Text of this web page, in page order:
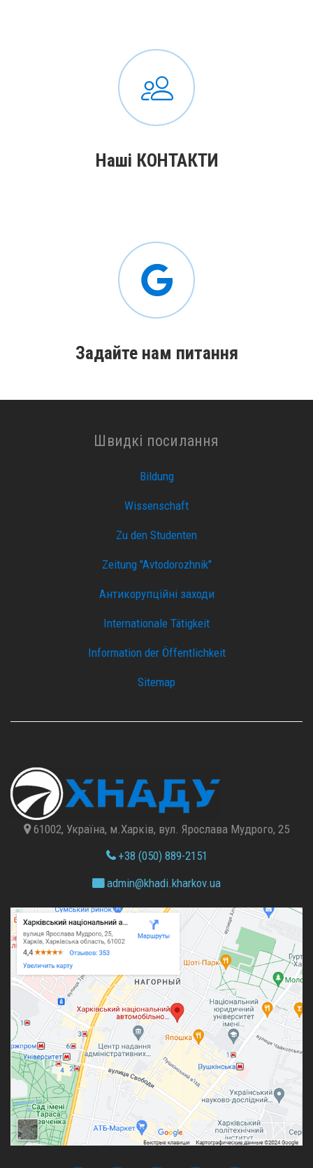
Наші КОНТАКТИ
Задайте нам питання
Швидкі посилання
Bildung
Wissenschaft
Zu den Studenten
Zeitung "Avtodorozhnik"
Антикорупційні заходи
Internationale Tätigkeit
Information der Öffentlichkeit
Sitemap
61002, Україна, м.Харків, вул. Ярослава Мудрого, 25
+38 (050) 889-2151
admin@khadi.kharkov.ua